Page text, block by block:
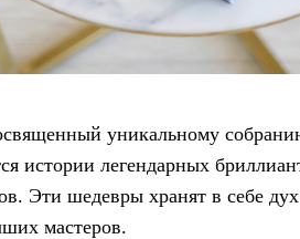
уникальному
истории легендарных
Эти шедевры хранят в себе
мастеров.